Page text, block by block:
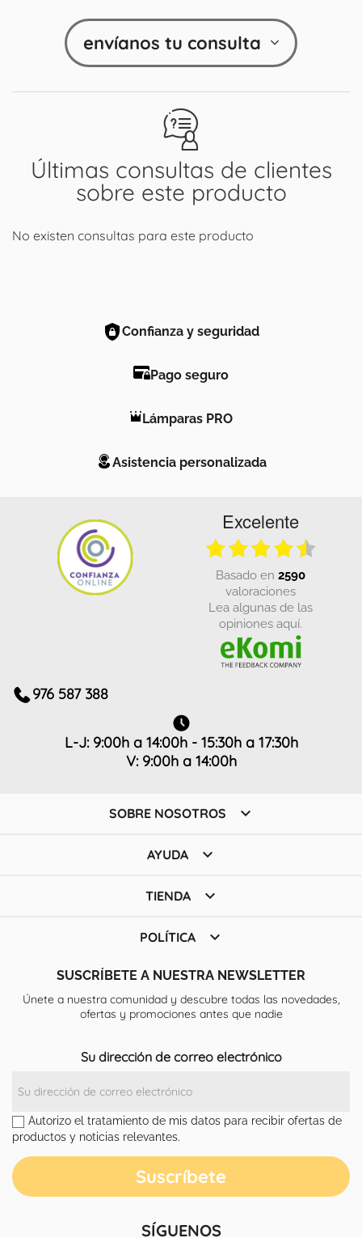
Últimas consultas de clientes
sobre este producto
No existen consultas para este producto
envíanos tu consulta
Confianza y seguridad
Pago seguro
Lámparas PRO
Asistencia personalizada
Excelente
basado en 2590
valoraciones
Lea algunas de las
opiniones aquí.
976 587 388
L-J: 9:00h a 14:00h - 15:30h a 17:30h
V: 9:00h a 14:00h
SOBRE NOSOTROS 
AYUDA 
TIENDA 
POLÍTICA 
SUSCRÍBETE A NUESTRA NEWSLETTER
Únete a nuestra comunidad y descubre todas las novedades,
ofertas y promociones antes que nadie
Su dirección de correo electrónico
Autorizo el tratamiento de mis datos para recibir ofertas de
productos y noticias relevantes.
SÍGUENOS